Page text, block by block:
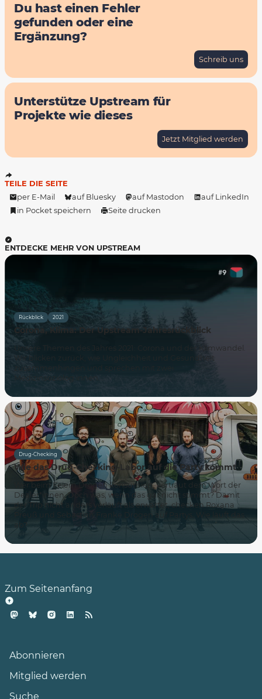
Du hast einen Fehler
gefunden oder eine
Ergänzung?
Schreib uns
Unterstütze Upstream für
Projekte wie dieses
Jetzt Mitglied werden
TEILE DIE SEITE
per E-Mail
auf Bluesky auf Mastodon
auf LinkedIn
in Pocket speichern
Seite drucken
ENTDECKE MEHR VON UPSTREAM
Rückblick 2021
Corona, Klima: Der Upstream-Jahresrückblick
Unsere Themen des Jahres 2021: Corona und der Klimwandel.
Wir blicken zurück, wie Ungleichheit und Gesundheit
Drug-Checking
Wie das Drug-Checking-Labor auf die Party kommt
Wer beim Feiern Drogen konsumiert, vertraut dem Wort der
Dealer*innen. Doch was, wenn das gar nicht stimmt? Damit
der Trip nicht anders verläuft als erwartet, checken Roxana
Preuß und Sebastian Franke Drogen auf Partys. Wie läuft das
Zum Seitenanfang
Abonnieren
Mitglied werden
Suche